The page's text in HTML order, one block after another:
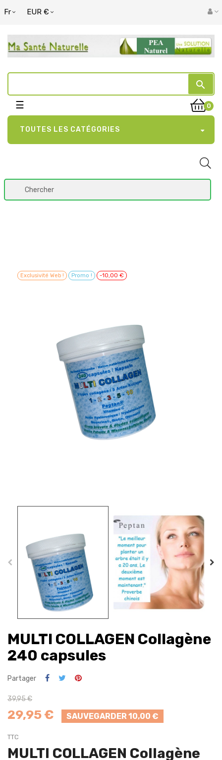
Fr EUR €
search
TOUTES LES CATÉGORIES
Basculer
la
navigation
☰ 0
Exclusivité Web ! Promo ! -10,00 €
MULTI COLLAGEN Collagène
240 capsules
Partager
39,95 €
29,95 € SAUVEGARDER 10,00 €
TTC
MULTI COLLAGEN Collagène